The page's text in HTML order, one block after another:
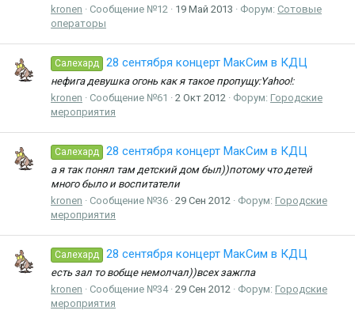
kronen
Сообщение №12 19 Май 2013 Форум: Сотовые
операторы
Салехард 28 сентября концерт МакСим в КДЦ
нефига девушка огонь как я такое пропущу:Yahoo!:
kronen
Сообщение №61 2 Окт 2012 Форум: Городские
мероприятия
Салехард 28 сентября концерт МакСим в КДЦ
а я так понял там детский дом был))потому что детей
много было и воспитатели
kronen
Сообщение №36 29 Сен 2012 Форум: Городские
мероприятия
Салехард 28 сентября концерт МакСим в КДЦ
есть зал то вобще немолчал))всех зажгла
kronen
Сообщение №34 29 Сен 2012 Форум: Городские
мероприятия